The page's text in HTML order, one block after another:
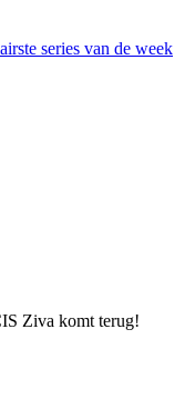
series van de week
Ziva komt terug!